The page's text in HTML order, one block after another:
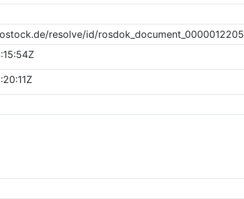
resolve/id/rosdok_document_0000012205